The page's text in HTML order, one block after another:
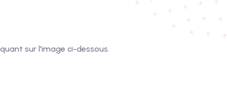
sur l'image ci-dessous.